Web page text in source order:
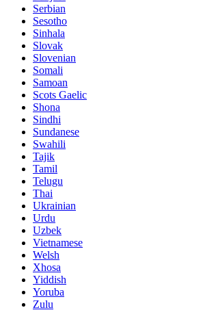
Serbian
Sesotho
Sinhala
Slovak
Slovenian
Somali
Samoan
Scots Gaelic
Shona
Sindhi
Sundanese
Swahili
Tajik
Tamil
Telugu
Thai
Ukrainian
Urdu
Uzbek
Vietnamese
Welsh
Xhosa
Yiddish
Yoruba
Zulu